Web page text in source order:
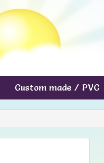
Custom made / PVC